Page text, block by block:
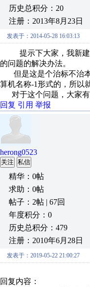
历史总积分：20
注册：2013年8月23日
发表于：2014-05-28 16:03:13
提示下大家，我新建一
的问题的解决办法。
但是这是个治标不治本
算机名称-1形式的，所以
对于这个问题，大家有
回复 引用 举报
herong0523
关注 私信
精华：0帖
求助：0帖
帖子：2帖 | 67回
年度积分：0
历史总积分：479
注册：2010年6月28日
发表于：2019-05-22 21:00:27
回复内容：